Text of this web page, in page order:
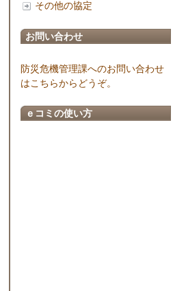
その他の協定
お問い合わせ
防災危機管理課へのお問い合わせ
はこちらからどうぞ。
ｅコミの使い方